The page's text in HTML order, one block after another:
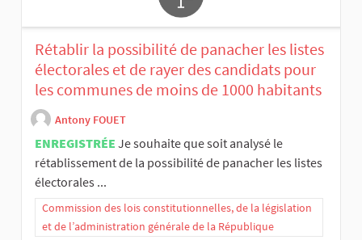
Rétablir la possibilité de panacher les listes
électorales et de rayer des candidats pour
les communes de moins de 1000 habitants
Antony FOUET
ENREGISTRÉE Je souhaite que soit analysé le
rétablissement de la possibilité de panacher les listes
électorales ...
Commission des lois constitutionnelles, de la législation
et de l’administration générale de la République